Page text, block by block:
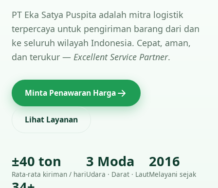
PT Eka Satya Puspita adalah mitra logistik
terpercaya untuk pengiriman barang dari dan
ke seluruh wilayah Indonesia. Cepat, aman,
dan terukur — Excellent Service Partner.
Minta Penawaran Harga
Lihat Layanan
±40 ton
Rata-rata kiriman / hari
3 Moda
Udara · Darat · Laut
2016
Melayani sejak